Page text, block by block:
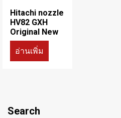
Hitachi nozzle
HV82 GXH
Original New
อ่านเพิ่ม
Search